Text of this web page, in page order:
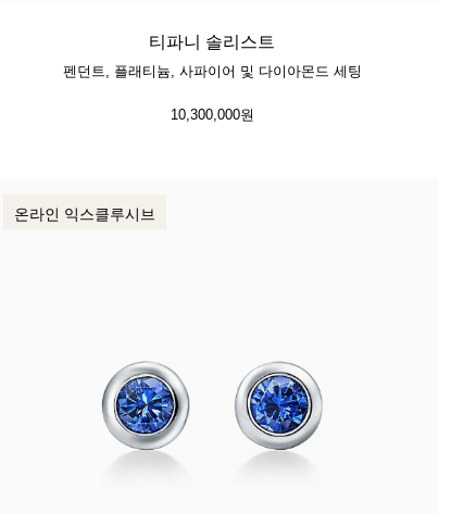
티파니 솔리스트
펜던트, 플래티늄, 사파이어 및 다이아몬드 세팅
10,300,000원
온라인 익스클루시브